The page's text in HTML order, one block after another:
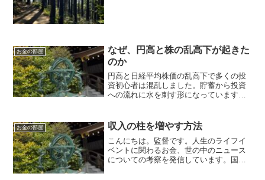
お金の部屋
なぜ、円高と株の乱高下が起きた
のか
円高と日経平均株価の乱高下で多くの投
資初心者は混乱しました。貯蓄から投資
への流れに水を刺す形になっています。
お金の部屋 収入の柱を増やす方法
こんにちは。監督です。人生のライフイ
ベントに関わるお金、世の中のニュース
についての考察を発信しています。国家